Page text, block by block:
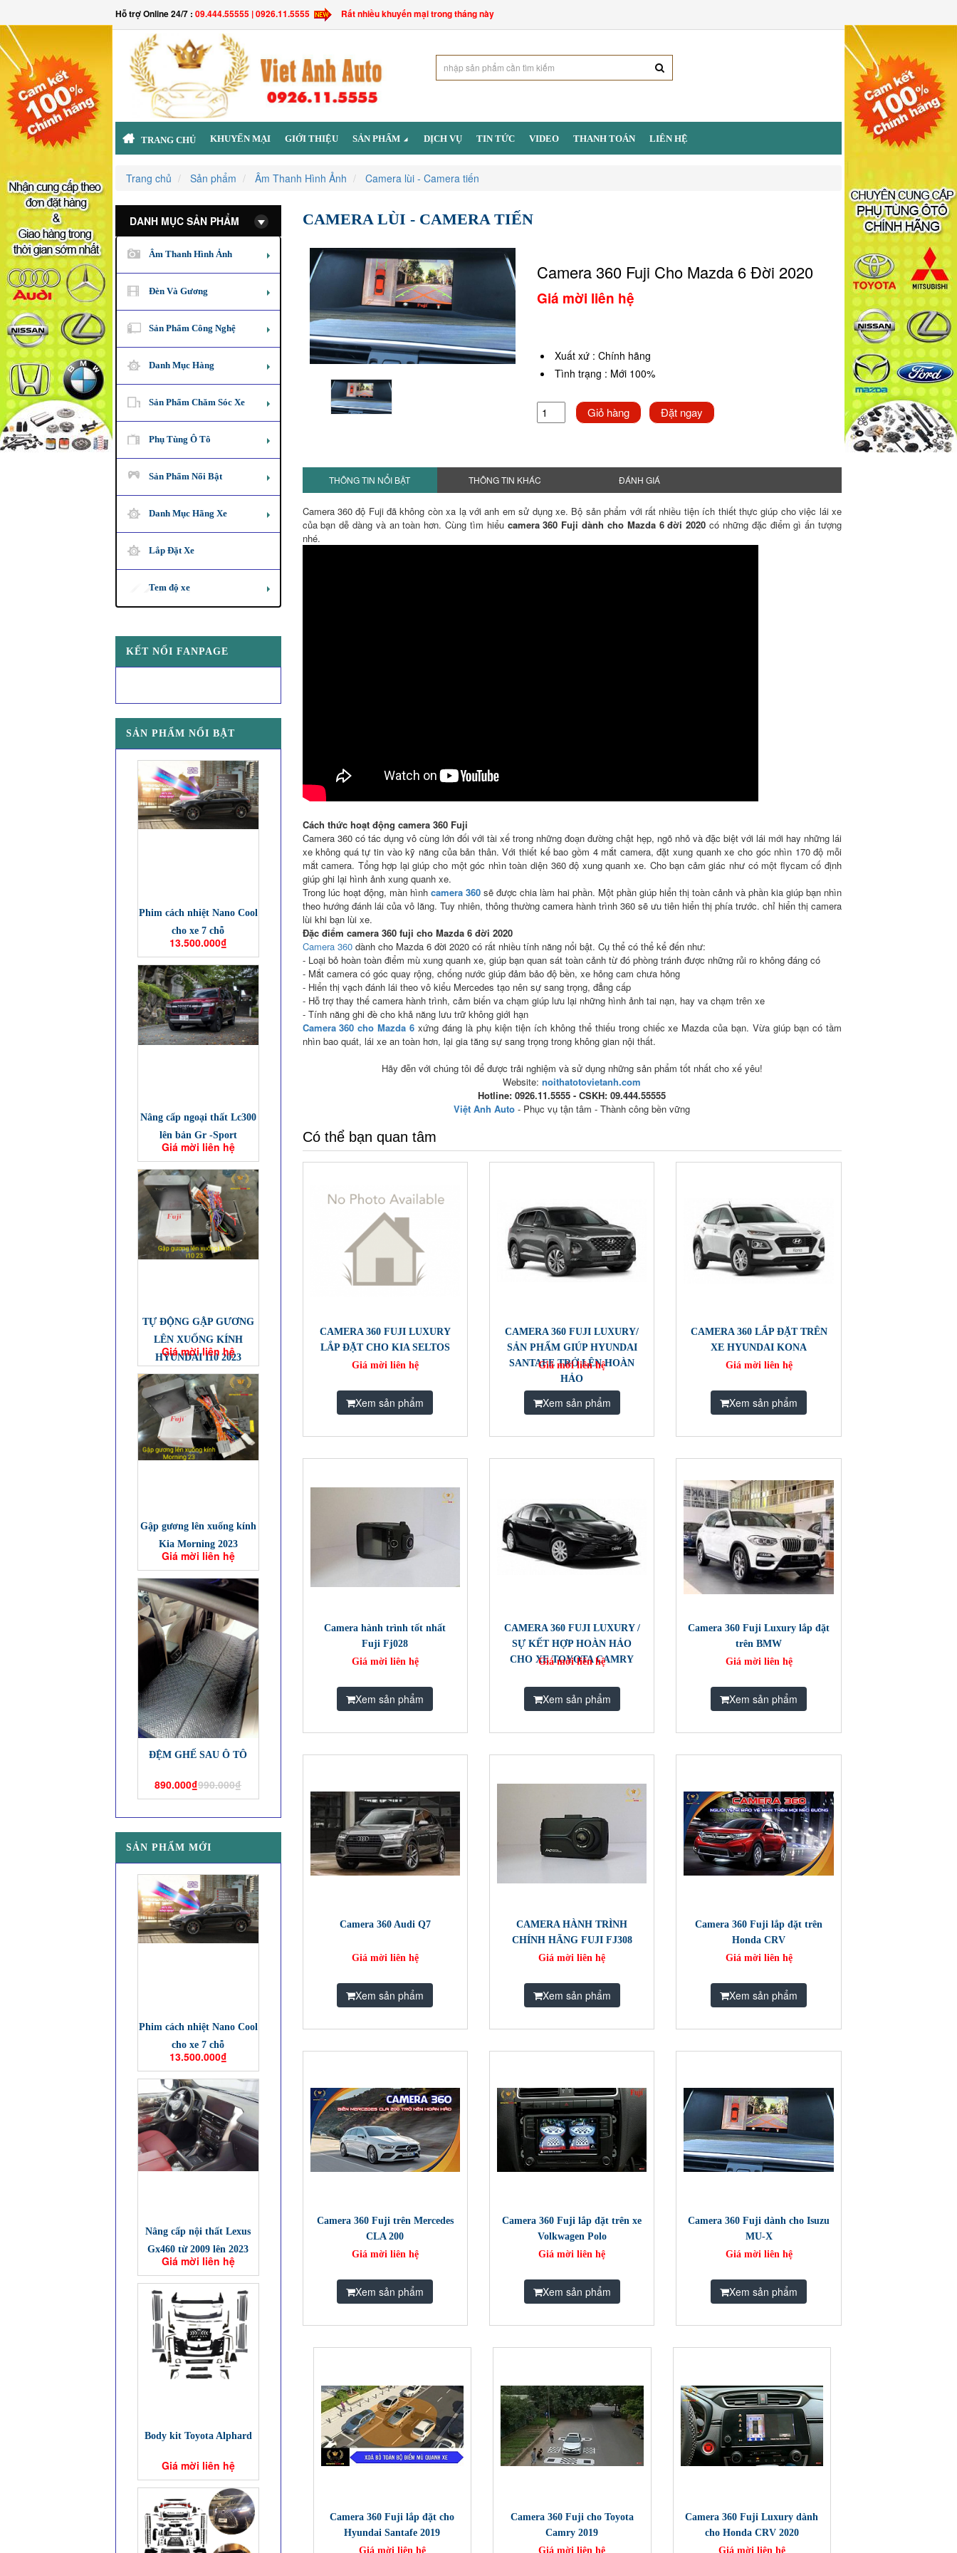
Hỗ trợ Online 24/7 : 09.444.55555 | 0926.11.5555 Rất nhiều khuyến mại trong tháng này
TRANG CHỦ KHUYẾN MẠI GIỚI THIỆU SẢN PHẨM DỊCH VỤ TIN TỨC VIDEO THANH TOÁN LIÊN HỆ
Trang chủ Sản phẩm Âm Thanh Hình Ảnh Camera lùi - Camera tiến
DANH MỤC SẢN PHẨM
Âm Thanh Hình Ảnh
Đèn Và Gương
Sản Phẩm Công Nghệ
Danh Mục Hàng
Sản Phẩm Chăm Sóc Xe
Phụ Tùng Ô Tô
Sản Phẩm Nổi Bật
Danh Mục Hãng Xe
Lắp Đặt Xe
Tem độ xe
KẾT NỐI FANPAGE
SẢN PHẨM NỔI BẬT
Phim cách nhiệt Nano Cool
cho xe 7 chỗ
13.500.000₫
Nâng cấp ngoại thất Lc300
lên bản Gr -Sport
Giá mời liên hệ
TỰ ĐỘNG GẬP GƯƠNG
LÊN XUỐNG KÍNH
HYUNDAI I10 2023
Giá mời liên hệ
Gập gương lên xuống kính
Kia Morning 2023
Giá mời liên hệ
ĐỆM GHẾ SAU Ô TÔ
890.000₫990.000₫
SẢN PHẨM MỚI
Phim cách nhiệt Nano Cool
cho xe 7 chỗ
13.500.000₫
Nâng cấp nội thất Lexus
Gx460 từ 2009 lên 2023
Giá mời liên hệ
Body kit Toyota Alphard
Giá mời liên hệ
CAMERA LÙI - CAMERA TIẾN
Camera 360 Fuji Cho Mazda 6 Đời 2020
Giá mời liên hệ
Xuất xứ :Chính hãng
Tình trạng : Mới 100%
Giỏ hàng Đặt ngay
THÔNG TIN NỔI BẬT THÔNG TIN KHÁC ĐÁNH GIÁ
Camera 360 độ Fuji đã không còn xa lạ với anh em sử dụng xe. Bộ sản phẩm với rất nhiều tiện ích thiết thực giúp cho việc lái xe
của bạn dễ dàng và an toàn hơn. Cùng tìm hiểu camera 360 Fuji dành cho Mazda 6 đời 2020 có những đặc điểm gì ấn tượng
nhé.
Cách thức hoạt động camera 360 Fuji
Camera 360 có tác dụng vô cùng lớn đối với tài xế trong những đoạn đường chật hẹp, ngõ nhỏ và đặc biệt với lái mới hay những lái
xe không quá tự tin vào kỹ năng của bản thân. Với thiết kế bao gồm 4 mắt camera, đặt xung quanh xe cho góc nhìn 170 độ mỗi
mắt camera. Tổng hợp lại giúp cho một góc nhìn toàn diện 360 độ xung quanh xe. Cho bạn cảm giác như có một flycam cố định
giúp ghi lại hình ảnh xung quanh xe.
Trong lúc hoạt động, màn hình camera 360 sẽ được chia làm hai phần. Một phần giúp hiển thị toàn cảnh và phần kia giúp bạn nhìn
theo hướng đánh lái của vô lăng. Tuy nhiên, thông thường camera hành trình 360 sẽ ưu tiên hiển thị phía trước. chỉ hiển thị camera
lùi khi bạn lùi xe.
Đặc điểm camera 360 fuji cho Mazda 6 đời 2020
Camera 360dành cho Mazda 6 đời 2020 có rất nhiều tính năng nổi bật. Cụ thể có thể kể đến như:
- Loại bỏ hoàn toàn điểm mù xung quanh xe, giúp bạn quan sát toàn cảnh từ đó phòng tránh được những rủi ro không đáng có
- Mắt camera có góc quay rộng, chống nước giúp đảm bảo độ bền, xe hỏng cam chưa hỏng
- Hiển thị vạch đánh lái theo vô kiểu Mercedes tạo nên sự sang trọng, đẳng cấp
- Hỗ trợ thay thế camera hành trình, cảm biến va chạm giúp lưu lại những hình ảnh tai nạn, hay va chạm trên xe
- Tính năng ghi đè cho khả năng lưu trữ không giới hạn
Camera 360 cho Mazda 6 xứng đáng là phụ kiện tiện ích không thể thiếu trong chiếc xe Mazda của bạn. Vừa giúp bạn có tầm
nhìn bao quát, lái xe an toàn hơn, lại gia tăng sự sang trọng trong không gian nội thất.
Hãy đễn với chúng tôi để được trải nghiệm và sử dụng những sản phẩm tốt nhất cho xế yêu!
Website:noithatotovietanh.com
Hotline: 0926.11.5555 - CSKH: 09.444.55555
Việt Anh Auto - Phục vụ tận tâm - Thành công bền vững
Có thể bạn quan tâm
CAMERA 360 FUJI LUXURY
LẮP ĐẶT CHO KIA SELTOS
Giá mời liên hệ
Xem sản phẩm
CAMERA 360 FUJI LUXURY/
SẢN PHẨM GIÚP HYUNDAI
SANTAFE TRỞ LÊN HOÀN
HẢO
Giá mời liên hệ
Xem sản phẩm
CAMERA 360 LẮP ĐẶT TRÊN
XE HYUNDAI KONA
Giá mời liên hệ
Xem sản phẩm
Camera hành trình tốt nhất
Fuji Fj028
Giá mời liên hệ
Xem sản phẩm
CAMERA 360 FUJI LUXURY /
SỰ KẾT HỢP HOÀN HẢO
CHO XE TOYOTA CAMRY
Giá mời liên hệ
Xem sản phẩm
Camera 360 Fuji Luxury lắp đặt
trên BMW
Giá mời liên hệ
Xem sản phẩm
Camera 360 Audi Q7
Giá mời liên hệ
Xem sản phẩm
CAMERA HÀNH TRÌNH
CHÍNH HÃNG FUJI FJ308
Giá mời liên hệ
Xem sản phẩm
​Camera 360 Fuji lắp đặt trên
Honda CRV
Giá mời liên hệ
Xem sản phẩm
Camera 360 Fuji trên Mercedes
CLA 200
Giá mời liên hệ
Xem sản phẩm
Camera 360 Fuji lắp đặt trên xe
Volkwagen Polo
Giá mời liên hệ
Xem sản phẩm
Camera 360 Fuji dành cho Isuzu
MU-X
Giá mời liên hệ
Xem sản phẩm
​Camera 360 Fuji lắp đặt cho
Hyundai Santafe 2019
Giá mời liên hệ
Camera 360 Fuji cho Toyota
Camry 2019
Giá mời liên hệ
Camera 360 Fuji Luxury dành
cho Honda CRV 2020
Giá mời liên hệ